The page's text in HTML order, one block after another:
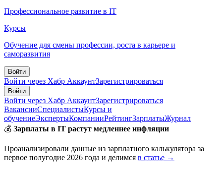
Профессиональное развитие в IT
Курсы
Обучение для смены профессии, роста в карьере и
саморазвития
Войти
Войти через Хабр АккаунтЗарегистрироваться
Войти
Войти через Хабр АккаунтЗарегистрироваться
ВакансииСпециалистыКурсы и
обучениеЭкспертыКомпанииРейтингЗарплатыЖурнал
💰 Зарплаты в IT растут медленнее инфляции
Проанализировали данные из зарплатного калькулятора за
первое полугодие 2026 года и делимся в статье →